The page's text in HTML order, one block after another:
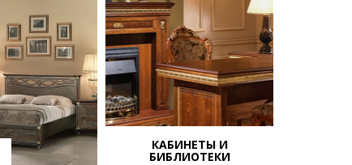
КАБИНЕТЫ И
БИБЛИОТЕКИ